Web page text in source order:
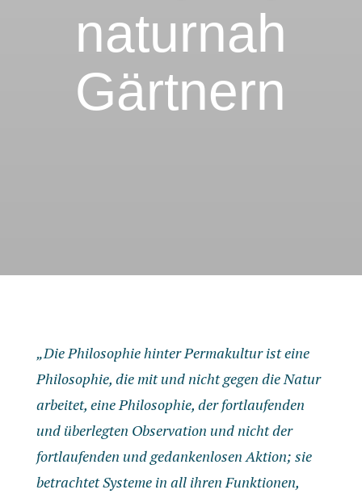
naturnah
Gärtnern
„Die Philosophie hinter Permakultur ist eine
Philosophie, die mit und nicht gegen die Natur
arbeitet, eine Philosophie, der fortlaufenden
und überlegten Observation und nicht der
fortlaufenden und gedankenlosen Aktion; sie
betrachtet Systeme in all ihren Funktionen,